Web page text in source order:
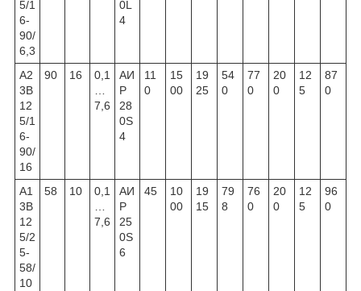
5/1
6-
90/
6,3
0L
4
А2
3В
12
5/1
6-
90/
16
90 16
0,1
…
7,6
АИ
Р
28
0S
4
11
0
15
00
19
25
54
0
77
0
20
0
12
5
87
0
А1
3В
12
5/2
5-
58/
10
58 10
0,1
…
7,6
АИ
Р
25
0S
6
45
10
00
19
15
79
8
76
0
20
0
12
5
96
0